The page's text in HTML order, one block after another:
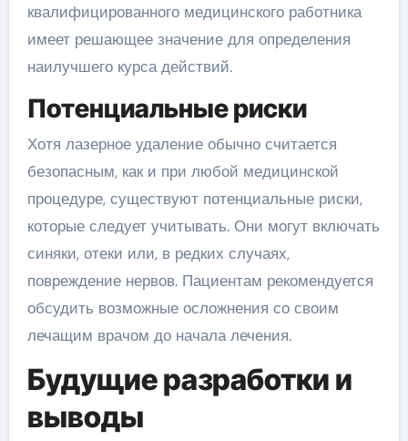
квалифицированного медицинского работника
имеет решающее значение для определения
наилучшего курса действий.
Потенциальные риски
Хотя лазерное удаление обычно считается
безопасным, как и при любой медицинской
процедуре, существуют потенциальные риски,
которые следует учитывать. Они могут включать
синяки, отеки или, в редких случаях,
повреждение нервов. Пациентам рекомендуется
обсудить возможные осложнения со своим
лечащим врачом до начала лечения.
Будущие разработки и
выводы